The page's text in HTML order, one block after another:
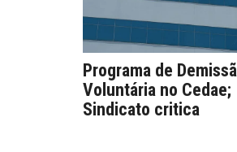
Programa de
Voluntária no Cedae;
Sindicato critica